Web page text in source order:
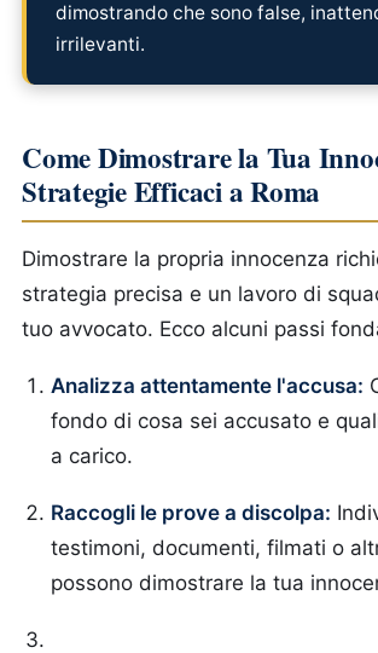
dimostrando che sono false,
irrilevanti.
Come Dimostrare la Tua
Strategie Efficaci a Roma
Dimostrare la propria innocenza
strategia precisa e un lavoro di
tuo avvocato. Ecco alcuni passi
Analizza attentamente l'accusa:
fondo di cosa sei accusato e
a carico.
Raccogli le prove a discolpa:
testimoni, documenti, filmati o
possono dimostrare la tua